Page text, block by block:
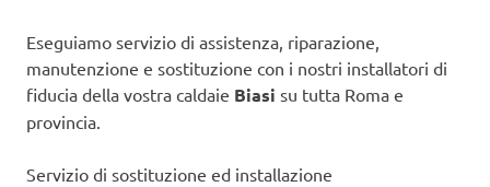
Eseguiamo servizio di assistenza, riparazione,
manutenzione e sostituzione con i nostri installatori di
fiducia della vostra caldaie Biasi su tutta Roma e
provincia.
Servizio di sostituzione ed installazione